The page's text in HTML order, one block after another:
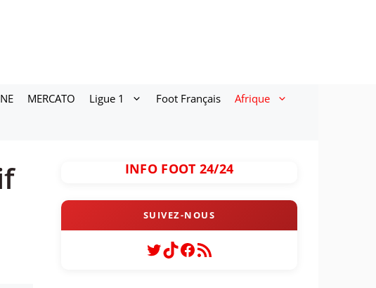
MERCATO Ligue 1 Foot Français Afrique
INFO FOOT 24/24
Twitter
TikTok
Facebook
Flux RSS